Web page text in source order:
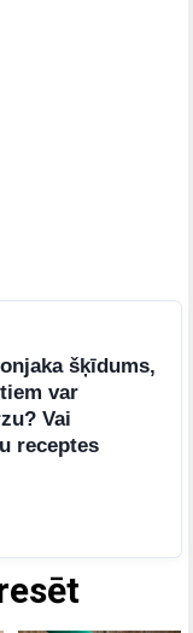
šķīdums,
var
Vai
receptes